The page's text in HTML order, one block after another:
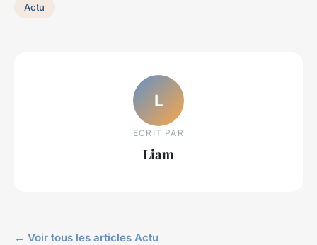
Actu
L
ECRIT PAR
Liam
← Voir tous les articles Actu